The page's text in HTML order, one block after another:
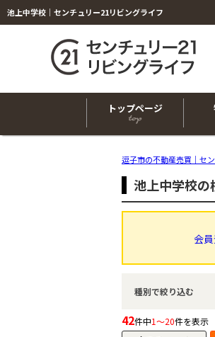
池上中学校｜センチュリー21リビングライフ
トップページ
逗子市の不動産売買｜セ
池上中学校の
会
種別で絞り込む
42件中1～20件を表示